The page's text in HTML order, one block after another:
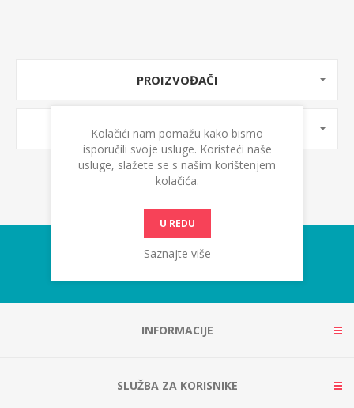
PROIZVOĐAČI
OZNAKE PROIZVODA
INFORMACIJE
SLUŽBA ZA KORISNIKE
Kolačići nam pomažu kako bismo
isporučili svoje usluge. Koristeći naše
usluge, slažete se s našim korištenjem
kolačića.
U REDU
Saznajte više